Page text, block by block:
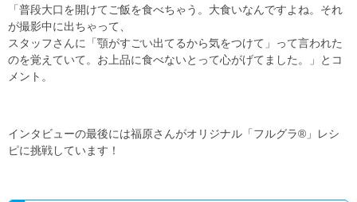
「普段大口を開けてご飯を食べちゃう。大食いなんですよね。それ
が撮影中に出ちゃって、
スタッフさんに「顎がすごい出てるから気をつけて」って言われた
のを覚えていて。お上品に食べないとって心がげてました。」とコ
メント。
インタビューの最後には福原さんがオリジナル「フルグラ®」レシ
ピに挑戦しています！